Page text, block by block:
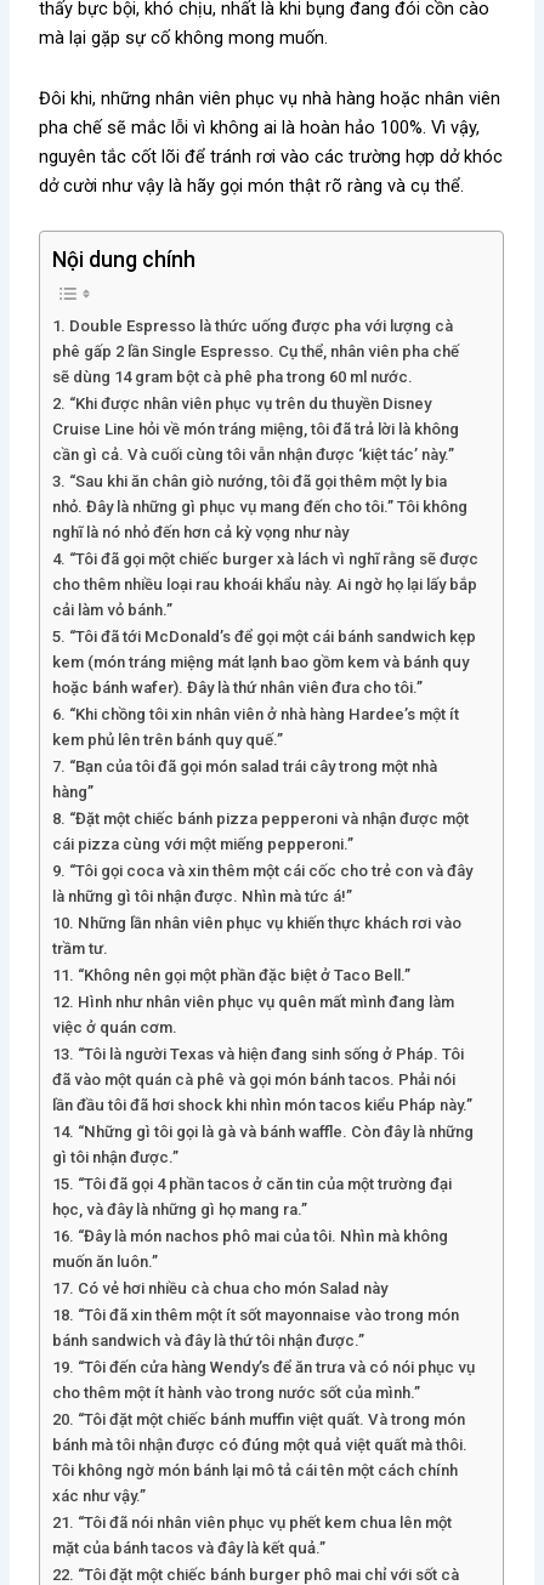
thấy bực bội, khó chịu, nhất là khi bụng đang đói cồn cào
mà lại gặp sự cố không mong muốn.
Đôi khi, những nhân viên phục vụ nhà hàng hoặc nhân viên
pha chế sẽ mắc lỗi vì không ai là hoàn hảo 100%. Vì vậy,
nguyên tắc cốt lõi để tránh rơi vào các trường hợp dở khóc
dở cười như vậy là hãy gọi món thật rõ ràng và cụ thể.
Nội dung chính
1. Double Espresso là thức uống được pha với lượng cà
phê gấp 2 lần Single Espresso. Cụ thể, nhân viên pha chế
sẽ dùng 14 gram bột cà phê pha trong 60 ml nước.
2. “Khi được nhân viên phục vụ trên du thuyền Disney
Cruise Line hỏi về món tráng miệng, tôi đã trả lời là không
cần gì cả. Và cuối cùng tôi vẫn nhận được ‘kiệt tác’ này.”
3. “Sau khi ăn chân giò nướng, tôi đã gọi thêm một ly bia
nhỏ. Đây là những gì phục vụ mang đến cho tôi.” Tôi không
nghĩ là nó nhỏ đến hơn cả kỳ vọng như này
4. “Tôi đã gọi một chiếc burger xà lách vì nghĩ rằng sẽ được
cho thêm nhiều loại rau khoái khẩu này. Ai ngờ họ lại lấy bắp
cải làm vỏ bánh.”
5. “Tôi đã tới McDonald’s để gọi một cái bánh sandwich kẹp
kem (món tráng miệng mát lạnh bao gồm kem và bánh quy
hoặc bánh wafer). Đây là thứ nhân viên đưa cho tôi.”
6. “Khi chồng tôi xin nhân viên ở nhà hàng Hardee’s một ít
kem phủ lên trên bánh quy quế.”
7. “Bạn của tôi đã gọi món salad trái cây trong một nhà
hàng”
8. “Đặt một chiếc bánh pizza pepperoni và nhận được một
cái pizza cùng với một miếng pepperoni.”
9. “Tôi gọi coca và xin thêm một cái cốc cho trẻ con và đây
là những gì tôi nhận được. Nhìn mà tức á!”
10. Những lần nhân viên phục vụ khiến thực khách rơi vào
trầm tư.
11. “Không nên gọi một phần đặc biệt ở Taco Bell.”
12. Hình như nhân viên phục vụ quên mất mình đang làm
việc ở quán cơm.
13. “Tôi là người Texas và hiện đang sinh sống ở Pháp. Tôi
đã vào một quán cà phê và gọi món bánh tacos. Phải nói
lần đầu tôi đã hơi shock khi nhìn món tacos kiểu Pháp này.”
14. “Những gì tôi gọi là gà và bánh waffle. Còn đây là những
gì tôi nhận được.”
15. “Tôi đã gọi 4 phần tacos ở căn tin của một trường đại
học, và đây là những gì họ mang ra.”
16. “Đây là món nachos phô mai của tôi. Nhìn mà không
muốn ăn luôn.”
17. Có vẻ hơi nhiều cà chua cho món Salad này
18. “Tôi đã xin thêm một ít sốt mayonnaise vào trong món
bánh sandwich và đây là thứ tôi nhận được.”
19. “Tôi đến cửa hàng Wendy’s để ăn trưa và có nói phục vụ
cho thêm một ít hành vào trong nước sốt của mình.”
20. “Tôi đặt một chiếc bánh muffin việt quất. Và trong món
bánh mà tôi nhận được có đúng một quả việt quất mà thôi.
Tôi không ngờ món bánh lại mô tả cái tên một cách chính
xác như vậy.”
21. “Tôi đã nói nhân viên phục vụ phết kem chua lên một
mặt của bánh tacos và đây là kết quả.”
22. “Tôi đặt một chiếc bánh burger phô mai chỉ với sốt cà